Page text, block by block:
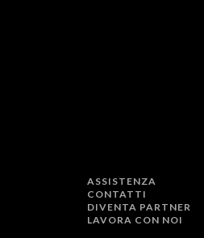
ASSISTENZA
CONTATTI
DIVENTA PARTNER
LAVORA CON NOI